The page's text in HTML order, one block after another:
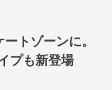
トゾーンに。
プも新登場